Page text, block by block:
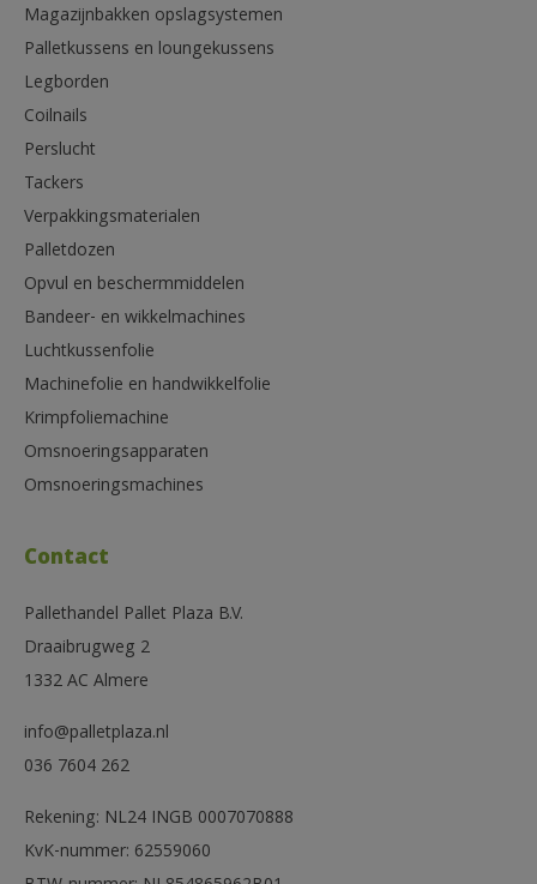
Magazijnbakken opslagsystemen
Palletkussens en loungekussens
Legborden
Coilnails
Perslucht
Tackers
Verpakkingsmaterialen
Palletdozen
Opvul en beschermmiddelen
Bandeer- en wikkelmachines
Luchtkussenfolie
Machinefolie en handwikkelfolie
Krimpfoliemachine
Omsnoeringsapparaten
Omsnoeringsmachines
Contact
Pallethandel Pallet Plaza B.V.
Draaibrugweg 2
1332 AC Almere
info@palletplaza.nl
036 7604 262
Rekening: NL24 INGB 0007070888
KvK-nummer: 62559060